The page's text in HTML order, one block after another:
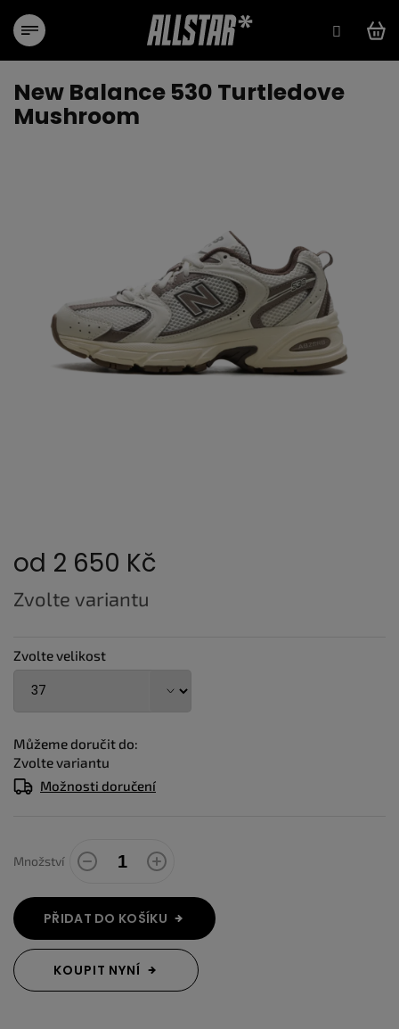
obsah
New Balance 530 Turtledove
Mushroom
od 2 650 Kč
Měrná
cena:
Zvolte variantu
Zvolte velikost
Můžeme doručit do:
Zvolte variantu
Možnosti doručení
Množství
PŘIDAT DO KOŠÍKU
KOUPIT NYNÍ